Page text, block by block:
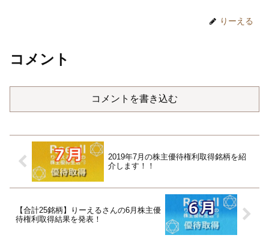
りーえる
コメント
コメントを書き込む
2019年7月の株主優待権利取得銘柄を紹
介します！！
【合計25銘柄】りーえるさんの6月株主優
待権利取得結果を発表！